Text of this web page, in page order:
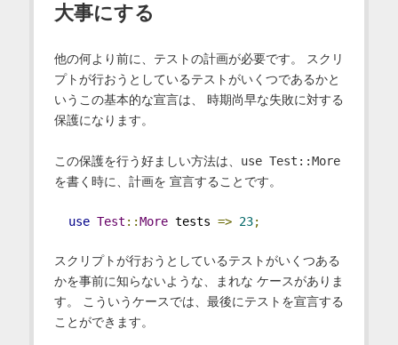
大事にする
他の何より前に、テストの計画が必要です。 スクリ
プトが行おうとしているテストがいくつであるかと
いうこの基本的な宣言は、 時期尚早な失敗に対する
保護になります。
この保護を行う好ましい方法は、 use Test::More
を書く時に、計画を 宣言することです。
use Test ::More tests => 23;
スクリプトが行おうとしているテストがいくつある
かを事前に知らないような、まれな ケースがありま
す。 こういうケースでは、最後にテストを宣言する
ことができます。